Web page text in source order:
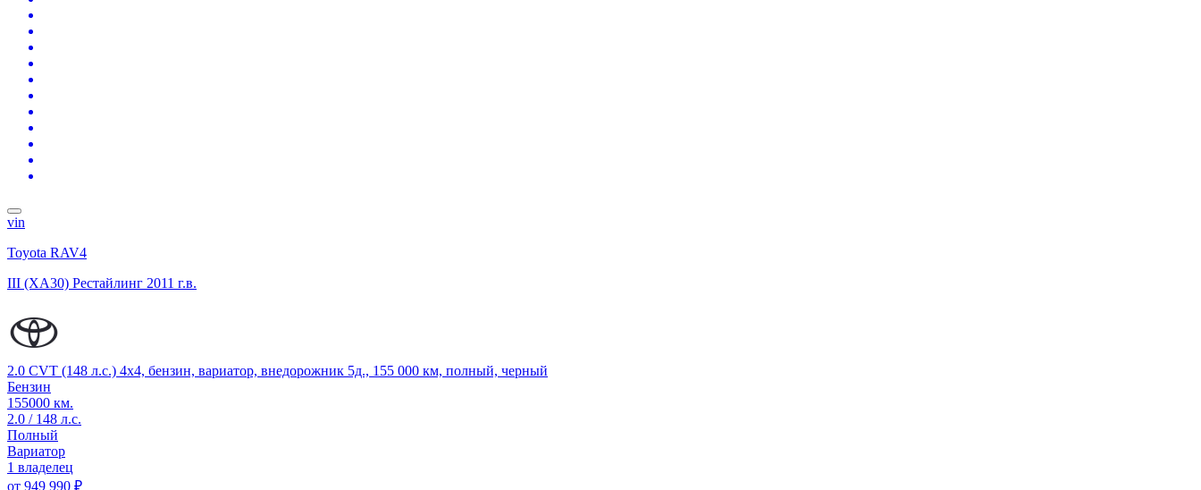
vin
Toyota RAV4
III (XA30) Рестайлинг 2011 г.в.
2.0 CVT (148 л.с.) 4x4, бензин, вариатор, внедорожник 5д., 155 000 км, полный, черный
Бензин
155000 км.
2.0 / 148 л.с.
Полный
Вариатор
1 владелец
от 949 990 ₽